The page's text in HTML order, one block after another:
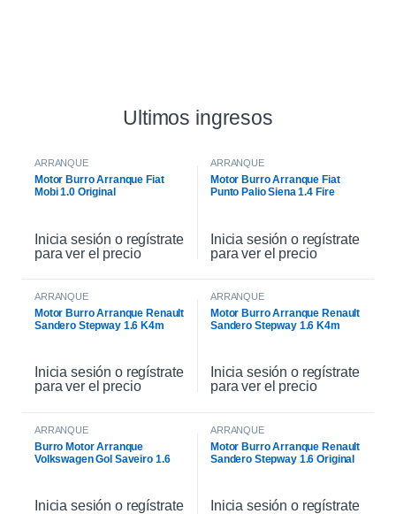
Ultimos ingresos
ARRANQUE
Motor Burro Arranque Fiat
Mobi 1.0 Original
Inicia sesión o regístrate
para ver el precio
ARRANQUE
Motor Burro Arranque Fiat
Punto Palio Siena 1.4 Fire
Inicia sesión o regístrate
para ver el precio
ARRANQUE
Motor Burro Arranque Renault
Sandero Stepway 1.6 K4m
Inicia sesión o regístrate
para ver el precio
ARRANQUE
Motor Burro Arranque Renault
Sandero Stepway 1.6 K4m
Inicia sesión o regístrate
para ver el precio
ARRANQUE
Burro Motor Arranque
Volkswagen Gol Saveiro 1.6
Inicia sesión o regístrate
ARRANQUE
Motor Burro Arranque Renault
Sandero Stepway 1.6 Original
Inicia sesión o regístrate